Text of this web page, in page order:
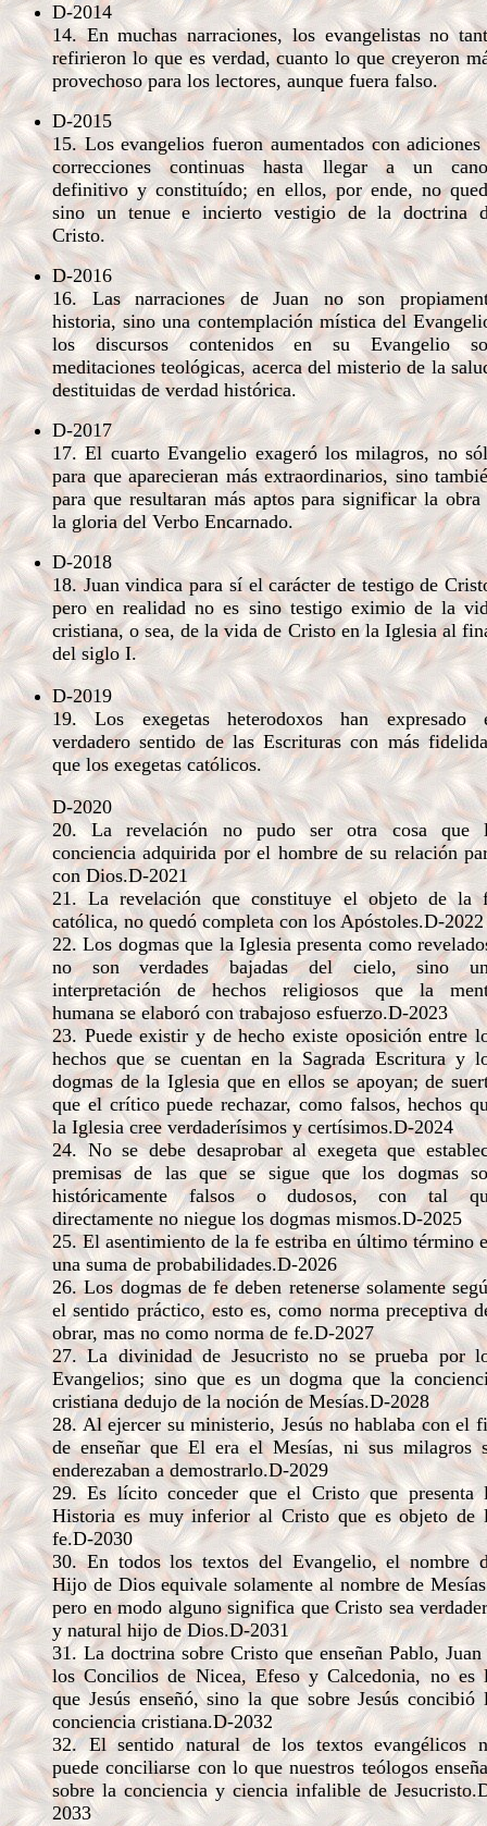
D-2014
14. En muchas narraciones, los evangelistas no
refirieron lo que es verdad, cuanto lo que creyeron
provechoso para los lectores, aunque fuera falso.
D-2015
15. Los evangelios fueron aumentados con
correcciones continuas hasta llegar a un
definitivo y constituído; en ellos, por ende, no
sino un tenue e incierto vestigio de la doctrina
Cristo.
D-2016
16. Las narraciones de Juan no son
historia, sino una contemplación mística del
los discursos contenidos en su Evangelio
meditaciones teológicas, acerca del misterio de la
destituidas de verdad histórica.
D-2017
17. El cuarto Evangelio exageró los milagros, no
para que aparecieran más extraordinarios, sino
para que resultaran más aptos para significar la
la gloria del Verbo Encarnado.
D-2018
18. Juan vindica para sí el carácter de testigo de
pero en realidad no es sino testigo eximio de la
cristiana, o sea, de la vida de Cristo en la Iglesia al
del siglo I.
D-2019
19. Los exegetas heterodoxos han expresado
verdadero sentido de las Escrituras con más
que los exegetas católicos.
D-2020
20. La revelación no pudo ser otra cosa que
conciencia adquirida por el hombre de su relación
con Dios.D-2021
21. La revelación que constituye el objeto de la
católica, no quedó completa con los Apóstoles.D-2022
22. Los dogmas que la Iglesia presenta como
no son verdades bajadas del cielo, sino
interpretación de hechos religiosos que la
humana se elaboró con trabajoso esfuerzo.D-2023
23. Puede existir y de hecho existe oposición entre
hechos que se cuentan en la Sagrada Escritura y
dogmas de la Iglesia que en ellos se apoyan; de
que el crítico puede rechazar, como falsos, hechos
la Iglesia cree verdaderísimos y certísimos.D-2024
24. No se debe desaprobar al exegeta que
premisas de las que se sigue que los dogmas
históricamente falsos o dudosos, con tal
directamente no niegue los dogmas mismos.D-2025
25. El asentimiento de la fe estriba en último término
una suma de probabilidades.D-2026
26. Los dogmas de fe deben retenerse solamente
el sentido práctico, esto es, como norma preceptiva
obrar, mas no como norma de fe.D-2027
27. La divinidad de Jesucristo no se prueba por
Evangelios; sino que es un dogma que la
cristiana dedujo de la noción de Mesías.D-2028
28. Al ejercer su ministerio, Jesús no hablaba con el
de enseñar que El era el Mesías, ni sus milagros
enderezaban a demostrarlo.D-2029
29. Es lícito conceder que el Cristo que presenta
Historia es muy inferior al Cristo que es objeto de
fe.D-2030
30. En todos los textos del Evangelio, el nombre
Hijo de Dios equivale solamente al nombre de
pero en modo alguno significa que Cristo sea
y natural hijo de Dios.D-2031
31. La doctrina sobre Cristo que enseñan Pablo,
los Concilios de Nicea, Efeso y Calcedonia, no es
que Jesús enseñó, sino la que sobre Jesús concibió
conciencia cristiana.D-2032
32. El sentido natural de los textos evangélicos
puede conciliarse con lo que nuestros teólogos
sobre la conciencia y ciencia infalible de
2033